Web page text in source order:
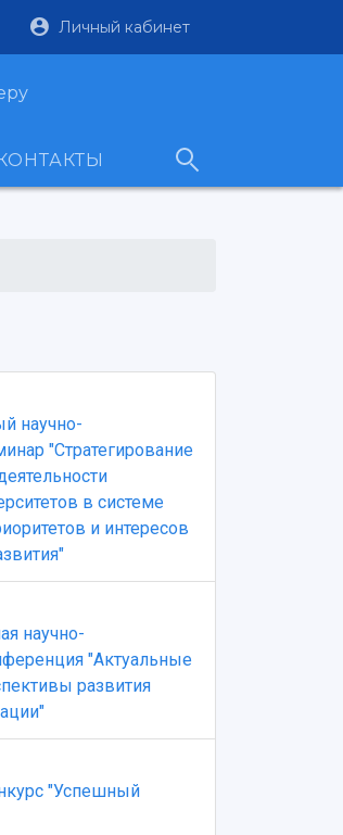
Личный кабинет
научно-
"Стратегирование
в системе
и интересов
научно-
"Актуальные
развития
"Успешный